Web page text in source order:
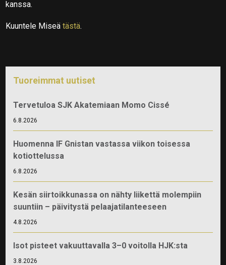
kanssa.
Kuuntele Miseätästä.
Tuoreimmat uutiset
Tervetuloa SJK Akatemiaan Momo Cissé
6.8.2026
Huomenna IF Gnistan vastassa viikon toisessa
kotiottelussa
6.8.2026
Kesän siirtoikkunassa on nähty liikettä molempiin
suuntiin – päivitystä pelaajatilanteeseen
4.8.2026
Isot pisteet vakuuttavalla 3–0 voitolla HJK:sta
3.8.2026